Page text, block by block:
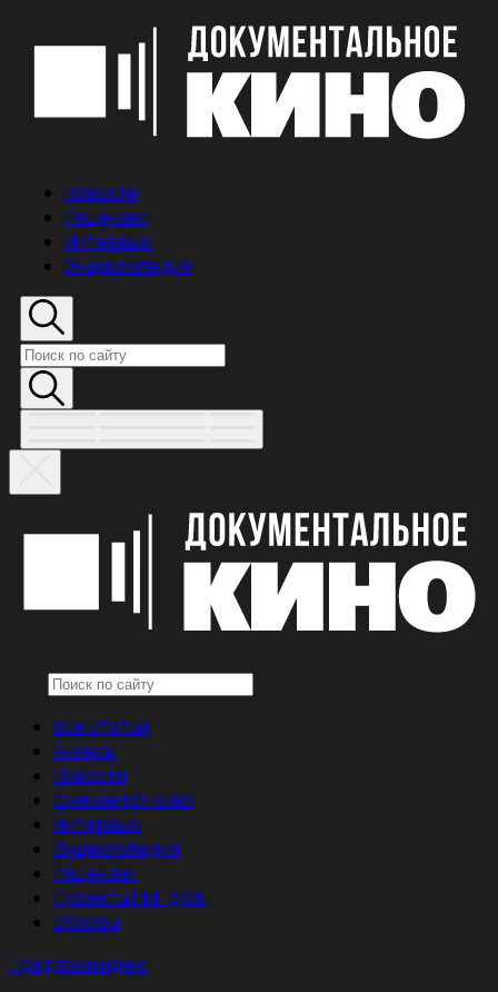
Новости
Рецензии
Интервью
Энциклопедия
Все статьи
Анонсы
Новости
Снимается кино
Интервью
Энциклопедия
Рецензии
Проекты НМГ ДОК
Обзоры
Предложи идею